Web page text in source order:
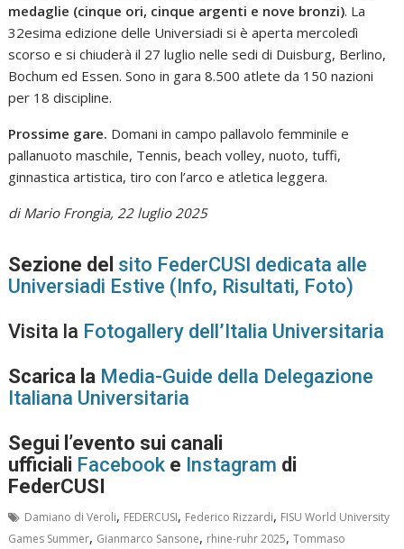
medaglie (cinque ori, cinque argenti e nove bronzi). La
32esima edizione delle Universiadi si è aperta mercoledì
scorso e si chiuderà il 27 luglio nelle sedi di Duisburg, Berlino,
Bochum ed Essen. Sono in gara 8.500 atlete da 150 nazioni
per 18 discipline.
Prossime gare. Domani in campo pallavolo femminile e
pallanuoto maschile, Tennis, beach volley, nuoto, tuffi,
ginnastica artistica, tiro con l’arco e atletica leggera.
di Mario Frongia, 22 luglio 2025
Sezione del sito FederCUSI dedicata alle
Universiadi Estive (Info, Risultati, Foto)
Visita la Fotogallery dell’Italia Universitaria
Scarica la Media-Guide della Delegazione
Italiana Universitaria
Segui l’evento sui canali
ufficiali Facebook e Instagram di
FederCUSI
Damiano di Veroli, FEDERCUSI, Federico Rizzardi, FISU World University
Games Summer, Gianmarco Sansone, rhine-ruhr 2025,Tommaso